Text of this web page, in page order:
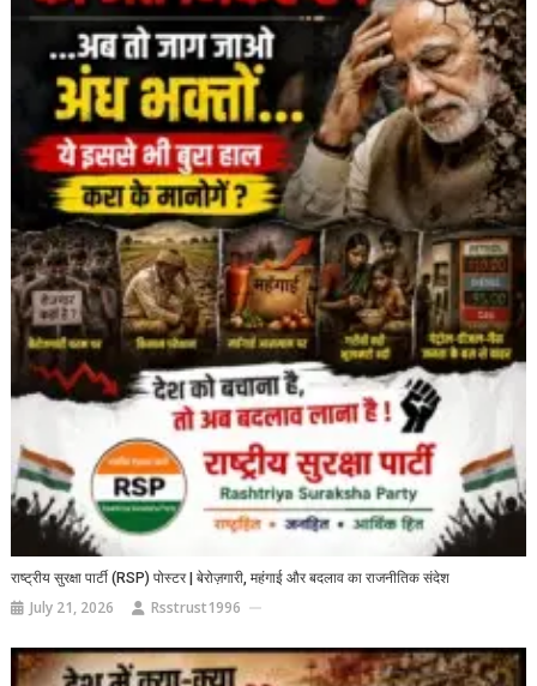
राष्ट्रीय सुरक्षा पार्टी (RSP) पोस्टर | बेरोज़गारी, महंगाई और बदलाव का राजनीतिक संदेश
July 21, 2026 Rsstrust1996